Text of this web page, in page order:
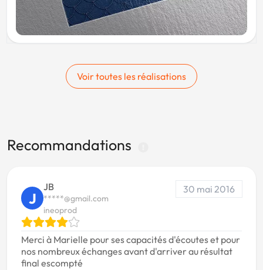
Voir toutes les réalisations
Recommandations
J
JB
*****@gmail.com
ineoprod
30 mai 2016
Merci à Marielle pour ses capacités d'écoutes et pour
nos nombreux échanges avant d'arriver au résultat
final escompté